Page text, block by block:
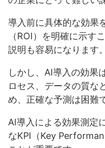
導入前に具体的な効果
（ROI）を明確に示す
説明も容易になります。
しかし、AI導入の効果
ロセス、データの質な
め、正確な予測は困難
AI導入による効果測定
なKPI（Key